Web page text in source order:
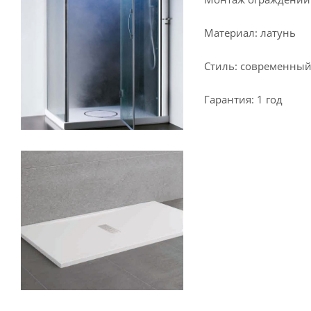
Материал: латунь
Стиль: современный
Гарантия: 1 год